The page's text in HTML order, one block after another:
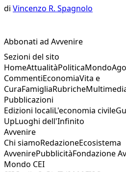
di Vincenzo R. Spagnolo
Abbonati ad Avvenire
Sezioni del sito
HomeAttualitàPoliticaMondo
CommentiEconomiaVita e
CuraFamigliaRubriche
Pubblicazioni
Edizioni localiL'economia civile
UpLuoghi dell'Infinito
Avvenire
Chi siamoRedazioneEcosistema
AvvenirePubblicitàFondazione
Mondo CEI